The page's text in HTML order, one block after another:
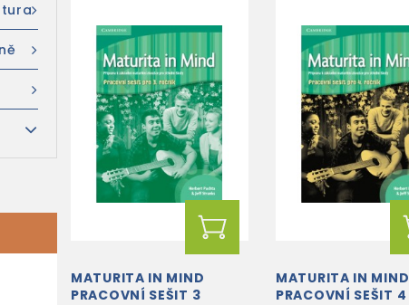
MATURITA IN MIND
PRACOVNÍ SEŠIT 3
MATURITA IN MIND
PRACOVNÍ SEŠIT 4